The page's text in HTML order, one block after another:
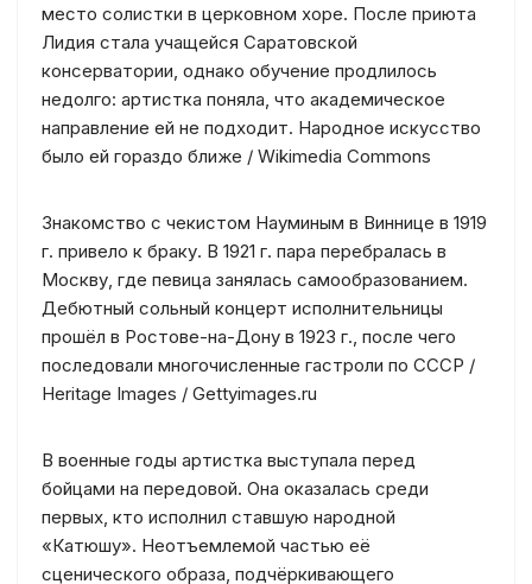
место солистки в церковном хоре. После приюта
Лидия стала учащейся Саратовской
консерватории, однако обучение продлилось
недолго: артистка поняла, что академическое
направление ей не подходит. Народное искусство
было ей гораздо ближе / Wikimedia Commons
Знакомство с чекистом Науминым в Виннице в 1919
г. привело к браку. В 1921 г. пара перебралась в
Москву, где певица занялась самообразованием.
Дебютный сольный концерт исполнительницы
прошёл в Ростове-на-Дону в 1923 г., после чего
последовали многочисленные гастроли по СССР /
Heritage Images / Gettyimages.ru
В военные годы артистка выступала перед
бойцами на передовой. Она оказалась среди
первых, кто исполнил ставшую народной
«Катюшу». Неотъемлемой частью её
сценического образа, подчёркивающего